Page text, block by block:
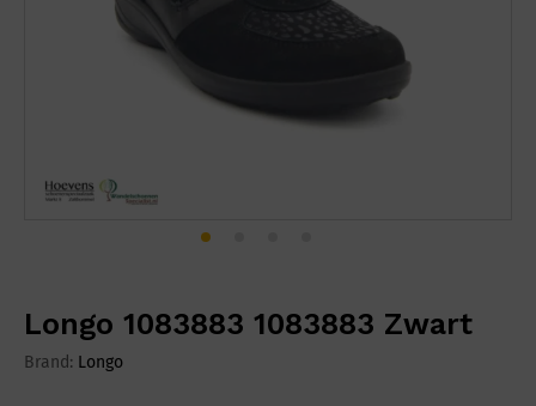
Longo 1083883 1083883 Zwart
Brand: Longo